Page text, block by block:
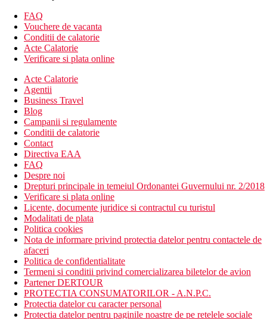
Descrierea hotelului
Hotelul dispune de:
Wifi
club pentru copii
terasa
gradina
spa & centru de wellness
lift
serviciu de trezire
room service
receptie deschisa non stop
facilitati pentru persoane cu mobilitate redusa
camera de bagaje
piscina
piscina pentru copii
loc de joaca
sali de conferinta & petreceri (contra cost)
restaurant
parcare
salon de infrumusetare
Descrierea plajei
plaja cu nisip
FAQ
Vouchere de vacanta
Conditii de calatorie
Acte Calatorie
Verificare si plata online
Acte Calatorie
Agentii
Business Travel
Blog
Campanii si regulamente
Conditii de calatorie
Contact
Directiva EAA
FAQ
Despre noi
Drepturi principale in temeiul Ordonantei Guvernului nr. 2/2018
Verificare si plata online
Licente, documente juridice si contractul cu turistul
Modalitati de plata
Politica cookies
Nota de informare privind protectia datelor pentru contactele de
afaceri
Politica de confidentialitate
Termeni si conditii privind comercializarea biletelor de avion
Partener DERTOUR
PROTECTIA CONSUMATORILOR - A.N.P.C.
Protectia datelor cu caracter personal
Protectia datelor pentru paginile noastre de pe retelele sociale